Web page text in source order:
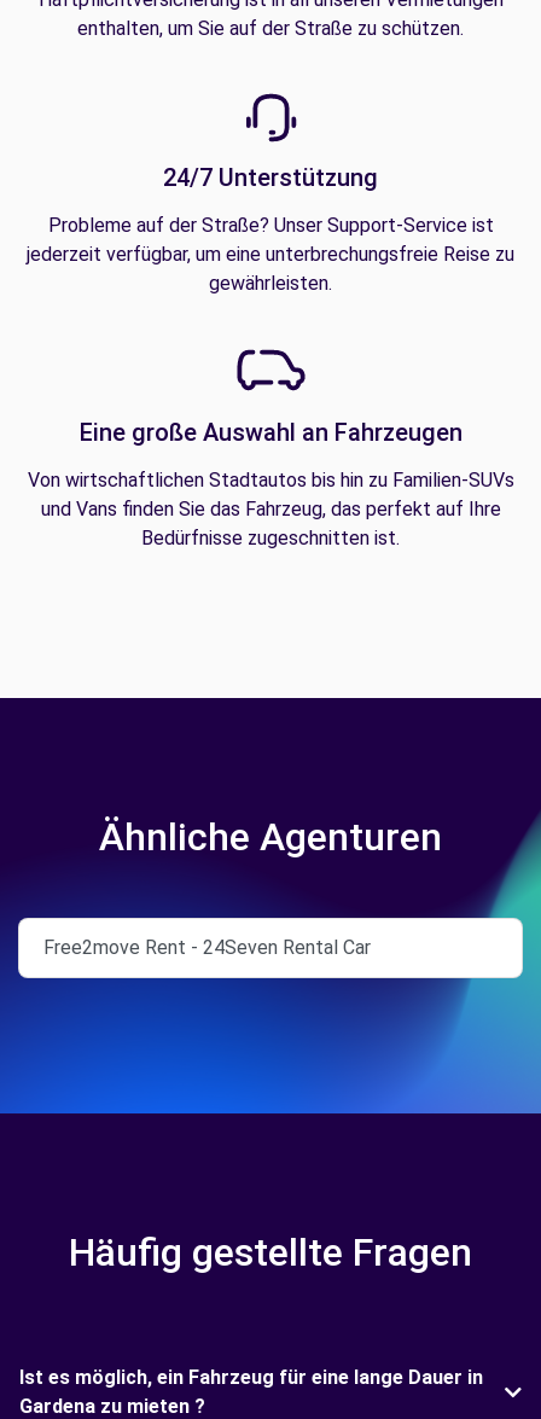
enthalten, um Sie auf der Straße zu schützen.
24/7 Unterstützung
Probleme auf der Straße? Unser Support-Service ist
jederzeit verfügbar, um eine unterbrechungsfreie Reise zu
gewährleisten.
Eine große Auswahl an Fahrzeugen
Von wirtschaftlichen Stadtautos bis hin zu Familien-SUVs
und Vans finden Sie das Fahrzeug, das perfekt auf Ihre
Bedürfnisse zugeschnitten ist.
Ähnliche Agenturen
Free2move Rent - 24Seven Rental Car
Häufig gestellte Fragen
Ist es möglich, ein Fahrzeug für eine lange Dauer in
Gardena zu mieten ?